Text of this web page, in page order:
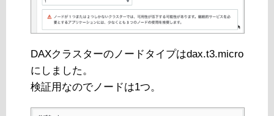
DAXクラスターのノードタイプはdax.t3.micro
にしました。
検証用なのでノードは1つ。